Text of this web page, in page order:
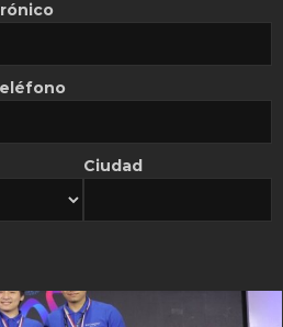
NEWS
Libre por costos
MARZO, 2026
Ciudad